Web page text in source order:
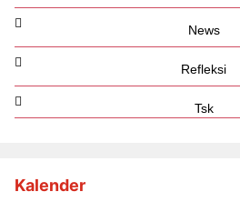
News
Refleksi
Tsk
Kalender